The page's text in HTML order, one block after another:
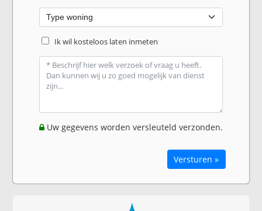
Ik wil kosteloos laten inmeten
Uw gegevens worden versleuteld verzonden.
Versturen »